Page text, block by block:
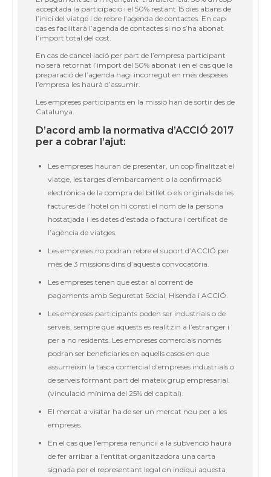
acceptada la participació i el 50% restant 15 dies abans de
l’inici del viatge i de rebre l’agenda de contactes. En cap
cas es facilitarà l’agenda de contactes si no s’ha abonat
l’import total del cost.
En cas de cancel·lació per part de l’empresa participant
no serà retornat l’import del 50% abonat i en el cas que la
preparació de l’agenda hagi incorregut en més despeses
l’empresa les haurà d’assumir.
Les empreses participants en la missió han de sortir des de
Catalunya.
D’acord amb la normativa d’ACCIÓ 2017
per a cobrar l’ajut:
Les empreses hauran de presentar, un cop finalitzat el
viatge, les targes d’embarcament o la confirmació
electrònica de la compra del bitllet o els originals de les
factures de l’hotel on hi consti el nom de la persona
hostatjada i les dates d’estada o factura i certificat de
l’agència de viatges.
Les empreses no podran rebre el suport d’ACCIÓ per
més de 3 missions dins d’aquesta convocatòria.
Les empreses tenen que estar al corrent de
pagaments amb Seguretat Social, Hisenda i ACCIÓ.
Les empreses participants poden ser industrials o de
serveis, sempre que aquests es realitzin a l’estranger i
per a no residents. Les empreses comercials només
podran ser beneficiaries en aquells casos en que
assumeixin la tasca comercial d’empreses industrials o
de serveis formant part del mateix grup empresarial.
(vinculació mínima del 25% del capital).
El mercat a visitar ha de ser un mercat nou per a les
empreses.
En el cas que l’empresa renunciï a la subvenció haurà
de fer arribar a l’entitat organitzadora una carta
signada per el representant legal on indiqui aquesta